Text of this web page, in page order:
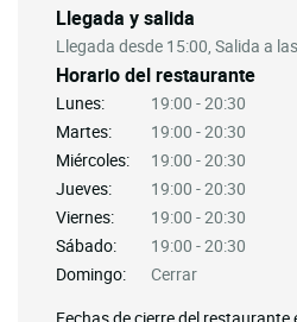
Llegada y salida
Llegada desde 15:00, Salida a
Horario del restaurante
Lunes:
19:00 - 20:30
Martes:
19:00 - 20:30
Miércoles:
19:00 - 20:30
Jueves:
19:00 - 20:30
Viernes:
19:00 - 20:30
Sábado:
19:00 - 20:30
Domingo:
Cerrar